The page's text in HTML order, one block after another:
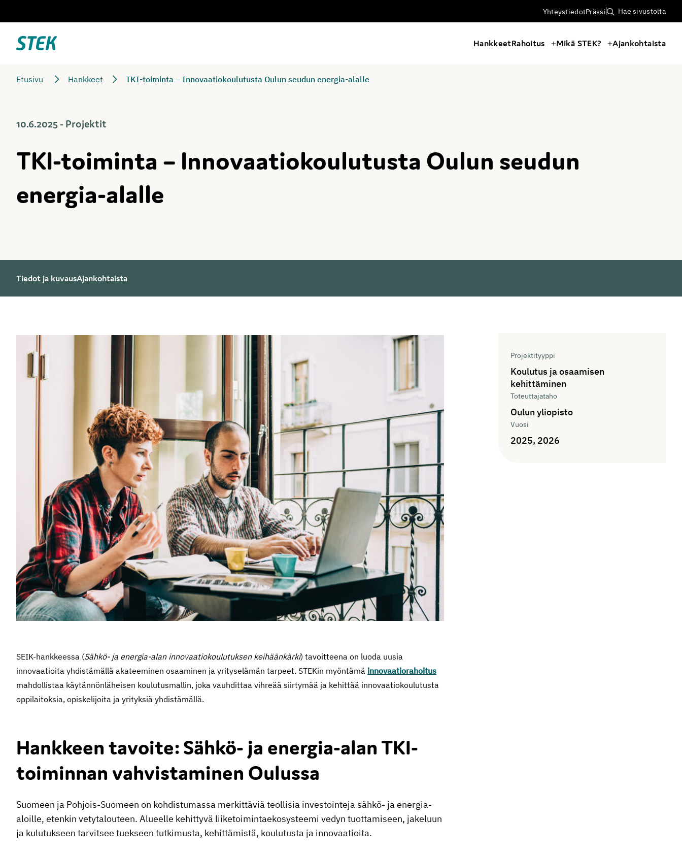
suoraan
sisältöön
YhteystiedotPrässi Hae sivustolta
Stek HankkeetRahoitus Mikä STEK? Ajankohtaista
Etusivu Hankkeet TKI-toiminta – Innovaatiokoulutusta Oulun seudun energia-alalle
10.6.2025 - Projektit
TKI-toiminta – Innovaatiokoulutusta Oulun seudun
energia-alalle
Tiedot ja kuvausAjankohtaista
SEIK-hankkeessa (Sähkö- ja energia-alan innovaatiokoulutuksen keihäänkärki) tavoitteena on luoda uusia
innovaatioita yhdistämällä akateeminen osaaminen ja yrityselämän tarpeet. STEKin myöntämä innovaatiorahoitus
mahdollistaa käytännönläheisen koulutusmallin, joka vauhdittaa vihreää siirtymää ja kehittää innovaatiokoulutusta
oppilaitoksia, opiskelijoita ja yrityksiä yhdistämällä.
Hankkeen tavoite: Sähkö- ja energia-alan TKI-
toiminnan vahvistaminen Oulussa
Suomeen ja Pohjois-Suomeen on kohdistumassa merkittäviä teollisia investointeja sähkö- ja energia-
aloille, etenkin vetytalouteen. Alueelle kehittyvä liiketoimintaekosysteemi vedyn tuottamiseen, jakeluun
ja kulutukseen tarvitsee tuekseen tutkimusta, kehittämistä, koulutusta ja innovaatioita.
Tiedot
Projektityyppi
Koulutus ja osaamisen
kehittäminen
Toteuttajataho
Oulun yliopisto
Vuosi
2025, 2026